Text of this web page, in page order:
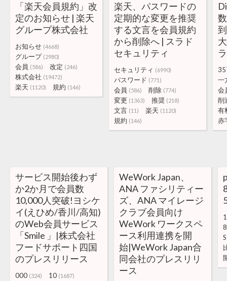
「楽天会員規約」改
定のお知らせ | 楽天
グループ株式会社
お知らせ (4668)
グループ (2980)
会員 (586) 改定 (246)
株式会社 (19472)
楽天 (1120) 規約 (146)
楽天、パスワードの
定期的な変更を推奨
する文言を会員規約
から削除へ | スラド
セキュリティ
セキュリティ (6990)
パスワード (771)
会員 (586) 削除 (774)
変更 (1363) 推奨 (218)
文言 (11) 楽天 (1120)
規約 (146)
一
会
削
有
赤
サービス開始後わず
か2か月で会員数
10,000人突破!ヨシケ
イ(えひめ/香川/高知)
のWeb会員サービス
「Smile 」|株式会社
フードサポート四国
のプレスリリース
000 (324) 10 (1687)
WeWork Japan、
ANA ファシリティー
ズ、ANA マイレージ
クラブ会員向け
WeWork ワークスペ
ース利用連携を開
始|WeWork Japan合
同会社のプレスリリ
ース